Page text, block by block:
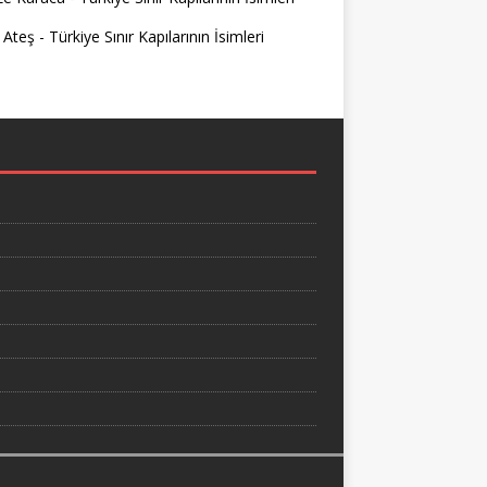
- Türkiye Sınır Kapılarının İsimleri